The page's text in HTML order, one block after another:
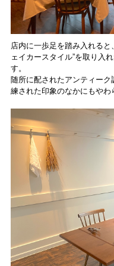
店内に一歩足を踏み入れる
ェイカースタイル”を取り入
す。
随所に配されたアンティー
練された印象のなかにもやわ